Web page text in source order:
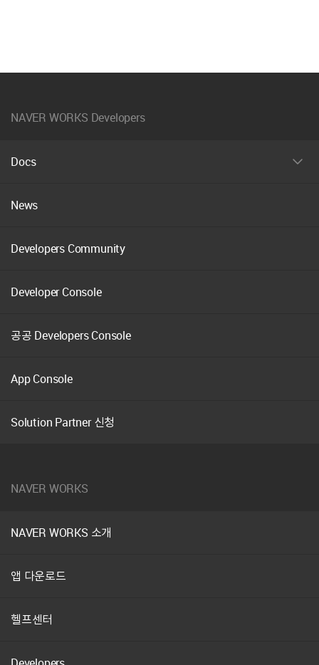
NAVER WORKS Developers
Docs
펼
News
Developers Community
Developer Console
공공 Developers Console
App Console
Solution Partner 신청
NAVER WORKS
NAVER WORKS 소개
앱 다운로드
헬프센터